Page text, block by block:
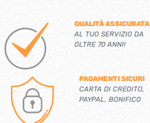
QUALITÀ ASSICURATA
AL TUO SERVIZIO DA
OLTRE 70 ANNI!
PAGAMENTI SICURI
CARTA DI CREDITO,
PAYPAL, BONIFICO